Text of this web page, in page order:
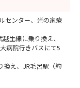
センター、光の家療
生線に乗り換え、
病院行きバスにて5
換え、JR毛呂駅（約